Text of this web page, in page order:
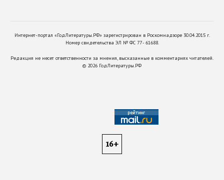
Интернет-портал «ГодЛитературы.РФ» зарегистрирован в Роскомнадзоре 30.04.2015 г.
Номер свидетельства ЭЛ № ФС 77 - 61688.
Редакция не несет ответственности за мнения, высказанные в комментариях читателей.
© 2026 ГодЛитературы.РФ
16+